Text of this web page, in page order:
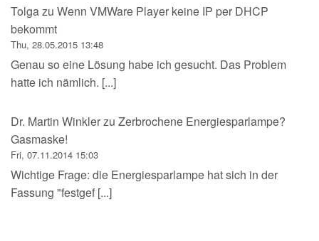
Tolgazu Wenn VMWare Player keine IP per DHCP
bekommt
Thu, 28.05.2015 13:48
Genau so eine Lösung habe ich gesucht. Das Problem
hatte ich nämlich. [...]
Dr. Martin Winklerzu Zerbrochene Energiesparlampe?
Gasmaske!
Fri, 07.11.2014 15:03
Wichtige Frage: die Energiesparlampe hat sich in der
Fassung "festgef [...]